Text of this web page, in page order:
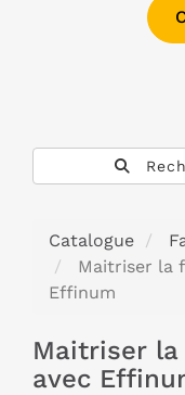
Catalogue
Maitriser la
Effinum
Maitriser
avec